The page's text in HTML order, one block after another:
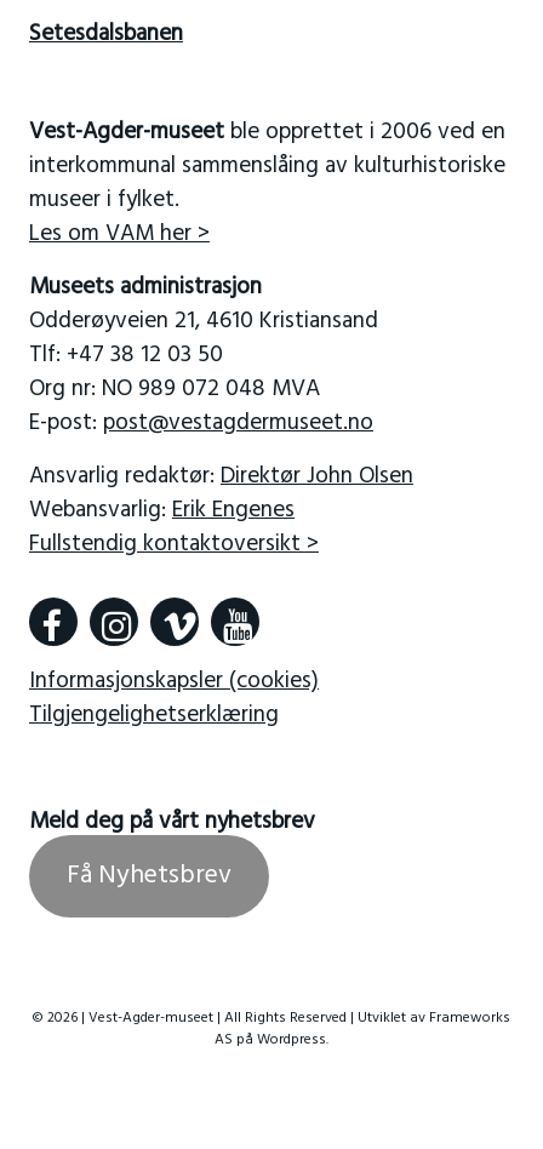
Setesdalsbanen
Vest-Agder-museetble opprettet i 2006 ved en
interkommunal sammenslåing av kulturhistoriske
museer i fylket.
Les om VAM her >
Museets administrasjon
Odderøyveien 21, 4610 Kristiansand
Tlf: +47 38 12 03 50
Org nr: NO 989 072 048 MVA
E-post: post@vestagdermuseet.no
Ansvarlig redaktør: Direktør John Olsen
Webansvarlig: Erik Engenes
Fullstendig kontaktoversikt >
Informasjonskapsler (cookies)
Tilgjengelighetserklæring
Meld deg på vårt nyhetsbrev
Få Nyhetsbrev
© 2026 | Vest-Agder-museet | All Rights Reserved | Utviklet av Frameworks
AS på Wordpress.